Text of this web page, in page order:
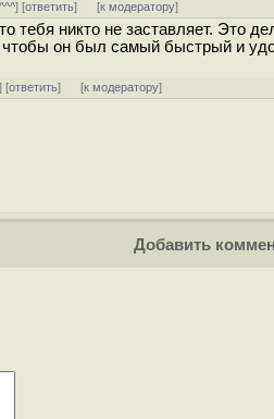
^^^] [ответить] [к модератору]
тебя никто не заставляет. Это
он был самый быстрый и
] [ответить] [к модератору]
Добавить